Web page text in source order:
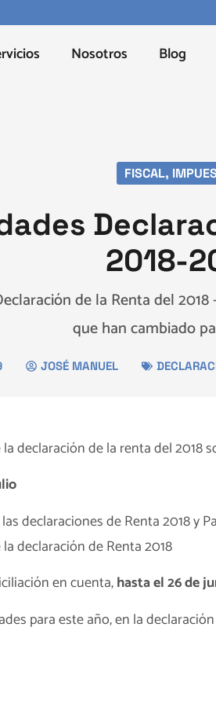
Nosotros Blog
FISCAL,
2018-
de la Renta del
que han cambiado
JOSÉ MANUEL
declaración de la renta del 2018
declaraciones de Renta 2018 y
declaración de Renta 2018
en cuenta,hasta el 26 de
para este año, en la